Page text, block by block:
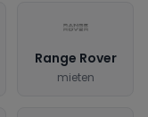
Range Rover
mieten